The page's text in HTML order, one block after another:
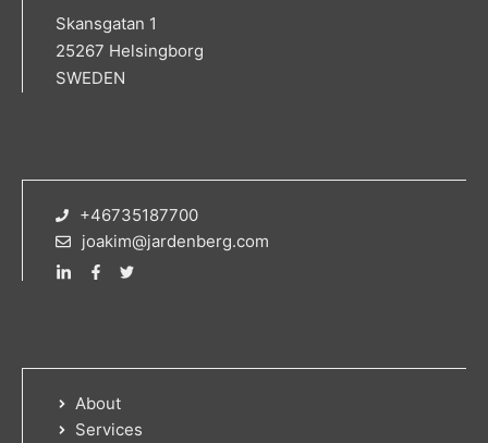
Skansgatan 1
25267 Helsingborg
SWEDEN
+46735187700
joakim@jardenberg.com
About
Services